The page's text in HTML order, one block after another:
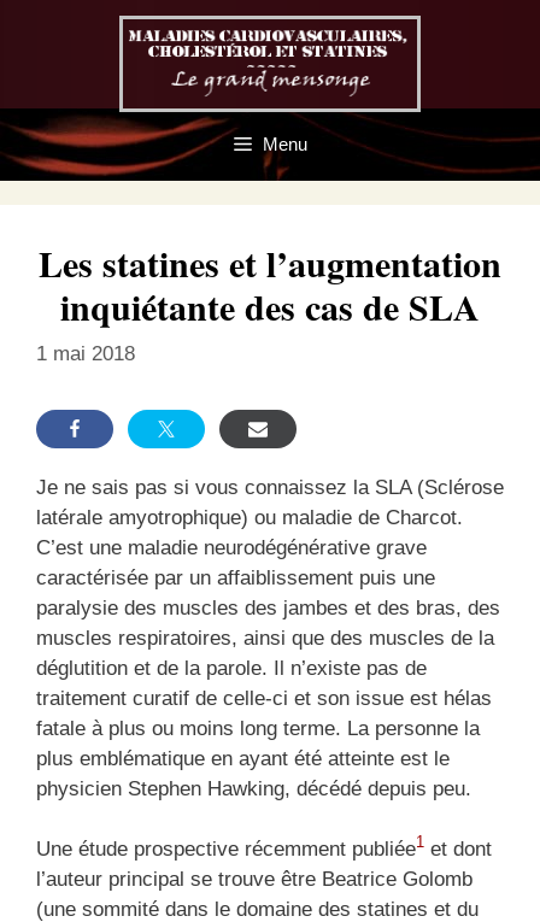
Menu
Les statines et l’augmentation
inquiétante des cas de SLA
1 mai 2018
Je ne sais pas si vous connaissez la SLA (Sclérose
latérale amyotrophique) ou maladie de Charcot.
C’est une maladie neurodégénérative grave
caractérisée par un affaiblissement puis une
paralysie des muscles des jambes et des bras, des
muscles respiratoires, ainsi que des muscles de la
déglutition et de la parole. Il n’existe pas de
traitement curatif de celle-ci et son issue est hélas
fatale à plus ou moins long terme. La personne la
plus emblématique en ayant été atteinte est le
physicien Stephen Hawking, décédé depuis peu.
Une étude prospective récemment publiée1 et dont
l’auteur principal se trouve être Beatrice Golomb
(une sommité dans le domaine des statines et du